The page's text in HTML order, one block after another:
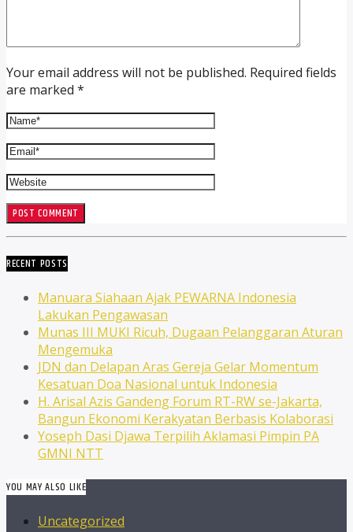
Your email address will not be published. Required fields
are marked *
RECENT POSTS
Manuara Siahaan Ajak PEWARNA Indonesia
Lakukan Pengawasan
Munas III MUKI Ricuh, Dugaan Pelanggaran Aturan
Mengemuka
JDN dan Delapan Aras Gereja Gelar Momentum
Kesatuan Doa Nasional untuk Indonesia
H. Arisal Azis Gandeng Forum RT-RW se-Jakarta,
Bangun Ekonomi Kerakyatan Berbasis Kolaborasi
Yoseph Dasi Djawa Terpilih Aklamasi Pimpin PA
GMNI NTT
YOU MAY ALSO LIKE
Uncategorized